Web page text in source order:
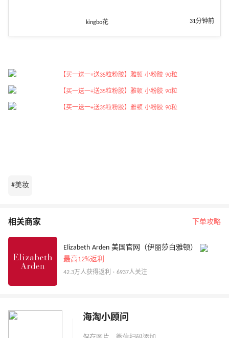
kingbo花 31分钟前
#美妆
相关商家 下单攻略
Elizabeth Arden 美国官网（伊丽莎白雅顿）
最高12%返利
42.3万人获得返利 · 6937人关注
海淘小顾问